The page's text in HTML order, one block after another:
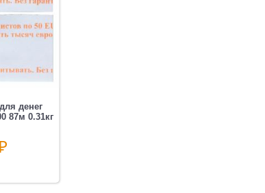
денег
87м 0.31кг